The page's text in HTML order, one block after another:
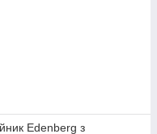
Edenberg з